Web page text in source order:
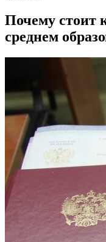
Почему стоит
среднем